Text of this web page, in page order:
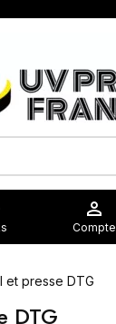

Compte
et presse DTG
DTG